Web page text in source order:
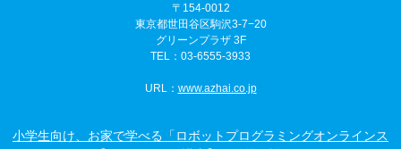
〒154-0012
東京都世田谷区駒沢3-7−20
グリーンプラザ 3F
TEL：03-6555-3933
URL： www.azhai.co.jp
小学生向け、お家で学べる「ロボットプログラミングオンラインス